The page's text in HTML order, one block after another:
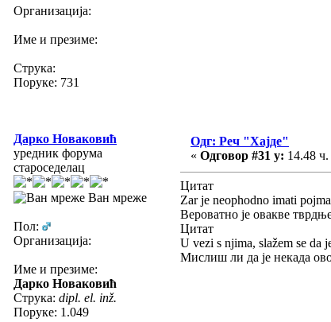
Организација:
Име и презиме:
Струка:
Поруке: 731
Дарко Новаковић
уредник форума
староседелац
Ван мреже
Пол:
Организација:
Име и презиме:
Дарко Новаковић
Струка: dipl. el. inž.
Поруке: 1.049
Одг: Реч "Хајде"
« Одговор #31 у: 14.48
Цитат
Zar je neophodno imati
Вероватно је овакве
Цитат
U vezi s njima, slažem se da
Мислиш ли да је некада